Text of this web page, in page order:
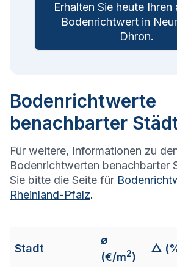
Erhalten Sie heute Ihren
Bodenrichtwert in
Dhron.
Bodenrichtwerte
benachbarter
Für weitere, Informationen zu
Bodenrichtwerten benachbarter
Sie bitte die Seite für
Rheinland-Pfalz.
Stadt
⌀
(€/m2)
△